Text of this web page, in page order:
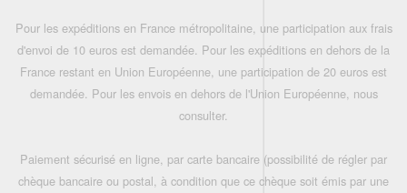
Pour les expéditions en France métropolitaine, une participation aux frais
d'envoi de 10 euros est demandée. Pour les expéditions en dehors de la
France restant en Union Européenne, une participation de 20 euros est
demandée. Pour les envois en dehors de l'Union Européenne, nous
consulter.
Paiement sécurisé en ligne, par carte bancaire (possibilité de régler par
chèque bancaire ou postal, à condition que ce chèque soit émis par une